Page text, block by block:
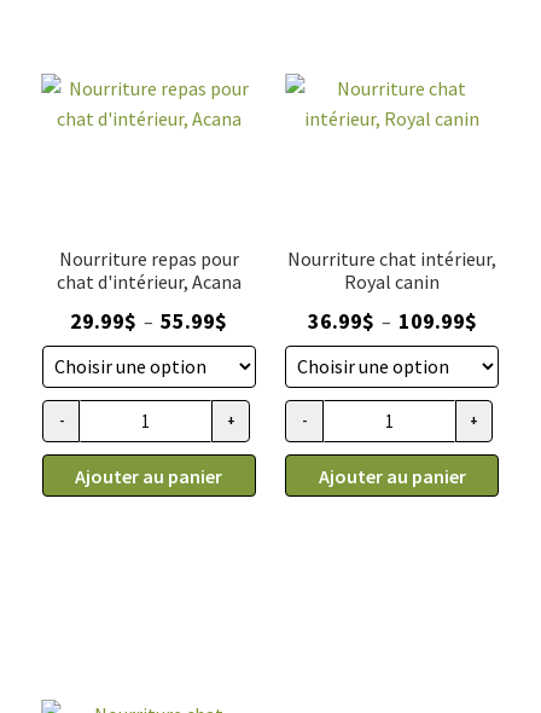
Nourriture repas pour
chat d'intérieur, Acana
29.99$ – 55.99$
de
prix :
29.99$
à
quantité de Nourriture repas pour chat d'intérieur, Acana
- +
Ajouter au panier
Nourriture chat intérieur,
Royal canin
36.99$ – 109.99$Plage
de
prix :
36.99$
à
quantité de Nourriture chat
- +
Ajouter au panier